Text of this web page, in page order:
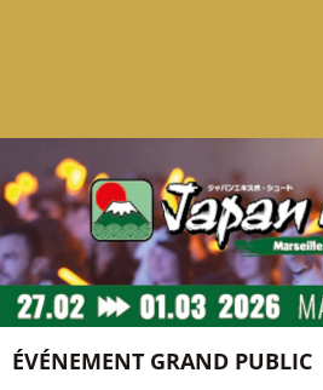
ÉVÉNEMENT GRAND PUBLIC